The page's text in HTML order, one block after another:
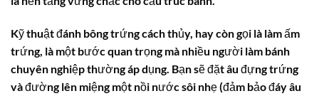
Kỹ thuật đánh bông trứng cách thủy, hay còn gọi là làm ấm
trứng, là một bước quan trọng mà nhiều người làm bánh
chuyên nghiệp thường áp dụng. Bạn sẽ đặt âu đựng trứng
và đường lên miệng một nồi nước sôi nhẹ (đảm bảo đáy âu